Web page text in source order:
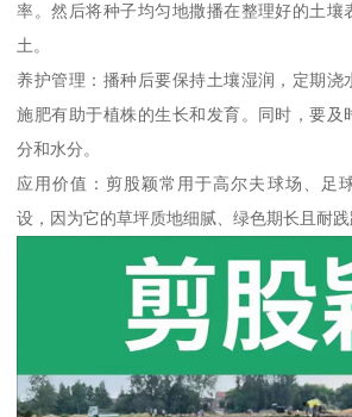
率。然后将种子均匀地撒播在整理好的土壤
土。
养护管理：播种后要保持土壤湿润，定期浇
施肥有助于植株的生长和发育。同时，要及
分和水分。
应用价值：剪股颖常用于高尔夫球场、足
设，因为它的草坪质地细腻、绿色期长且耐践